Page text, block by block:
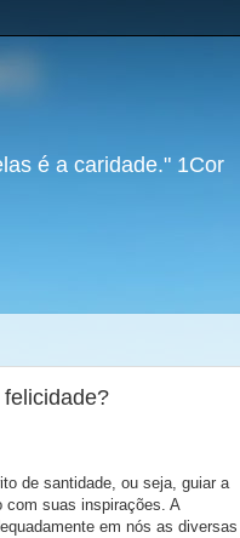
é a caridade." 1Cor
de santidade, ou seja, guiar a
com suas inspirações. A
em nós as diversas